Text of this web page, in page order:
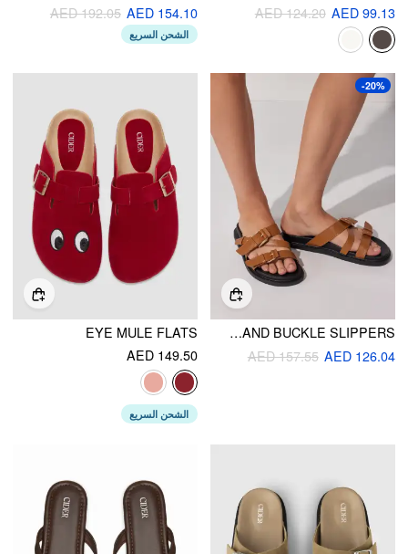
AED 99.13
AED 124.20
AED 154.10
AED 192.05
الشحن السريع
-20%
MULTI BAND BUCKLE SLIPPERS
AED 126.04
AED 157.55
EYE MULE FLATS
AED 149.50
الشحن السريع